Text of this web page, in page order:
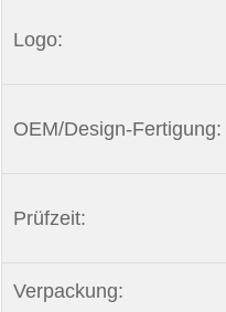
Logo:
OEM/Design-Fertigung:
Prüfzeit:
Verpackung: